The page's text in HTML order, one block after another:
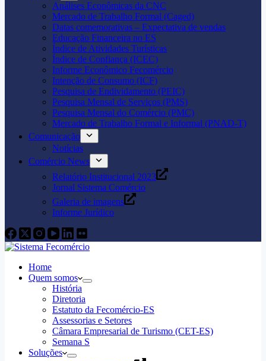
Análises Econômicas da CNC
Mercado de Trabalho Formal (Caged)
Datas comemorativas – Expectativa de vendas
Educação Financeira no ES
Índice de Atividades Turísticas
Índice de Confiança (ICEC)
Informe Econômico Fecomércio
Intenção de Consumo (ICF)
Pesquisa de Endividamento (PEIC)
Pesquisa Mensal de Serviços (PMS)
Pesquisa Mensal do Comércio (PMC)
Mercado de Trabalho Formal e Informal (PNAD-T)
Comunicação
Notícias
Comércio News
Relatório Institucional 2023
Jornal Sistema Comércio
Galeria de imagens
Informe Jurídico
Home
Quem somos
História
Diretoria
Estatuto da Fecomércio-ES
Assessorias e Setores
Câmara Empresarial de Turismo (CET-ES)
Semana S
Soluções